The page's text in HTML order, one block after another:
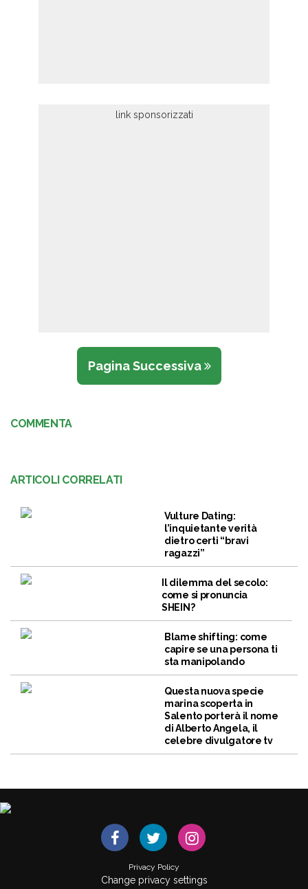
Pagina Successiva
COMMENTA
ARTICOLI CORRELATI
Vulture Dating:
l’inquietante verità
dietro certi “bravi
ragazzi”
Il dilemma del secolo:
come si pronuncia
SHEIN?
Blame shifting: come
capire se una persona ti
sta manipolando
Questa nuova specie
marina scoperta in
Salento porterà il nome
di Alberto Angela, il
celebre divulgatore tv
Privacy Policy
Change privacy settings